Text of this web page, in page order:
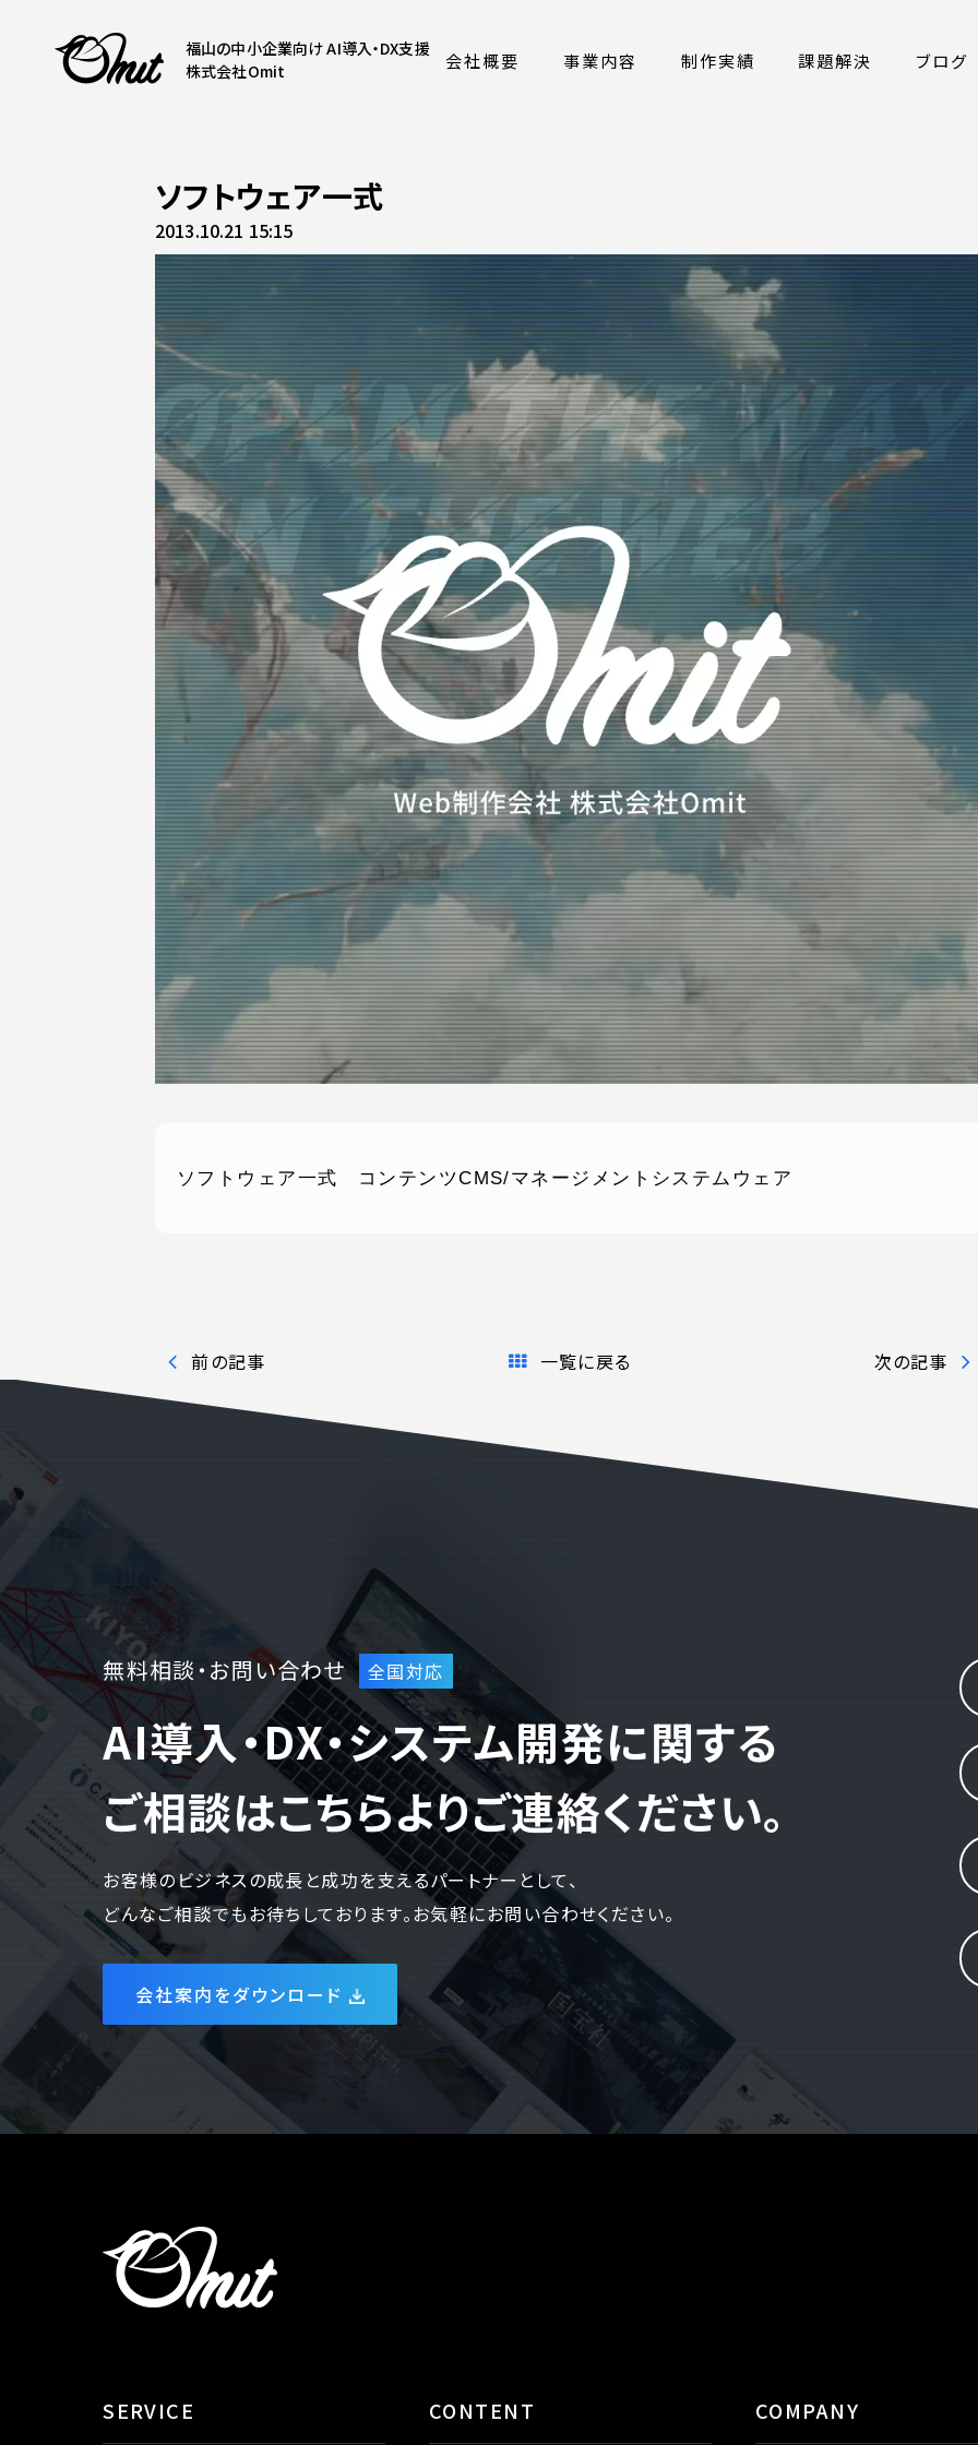
福山の中小企業向け AI導入・DX支援
株式会社Omit
会社概要 事業内容 制作実績 課題解決 ブログ
SERVICE
システム開発
ホームページ制作
CONTENT
制作実績
COMPANY
WEBでお問い合わせ
( 24時間365日いつでも受付対応 )
ソフトウェア一式
2013.10.21 15:15
ソフトウェア一式 コンテンツCMS/マネージメントシステムウェア
前の記事 一覧に戻る 次の記事
無料相談・お問い合わせ
AI導入・DX・システム開発に関する
ご相談はこちらよりご連絡ください。
お客様のビジネスの成長と成功を支えるパートナーとして、
どんなご相談でもお待ちしております。お気軽にお問い合わせください。
会社案内をダウンロード
SERVICE CONTENT COMPANY